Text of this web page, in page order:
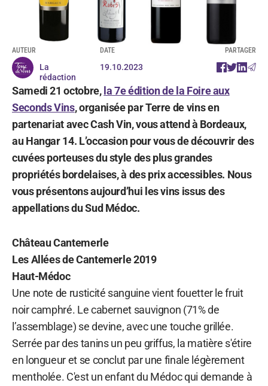
AUTEUR
La
rédaction
DATE
19.10.2023
PARTAGER
Samedi 21 octobre, la 7e édition de la Foire aux
Seconds Vins, organisée par Terre de vins en
partenariat avec Cash Vin, vous attend à Bordeaux,
au Hangar 14. L’occasion pour vous de découvrir des
cuvées porteuses du style des plus grandes
propriétés bordelaises, à des prix accessibles. Nous
vous présentons aujourd’hui les vins issus des
appellations du Sud Médoc.
Château Cantemerle
Les Allées de Cantemerle 2019
Haut-Médoc
Une note de rusticité sanguine vient fouetter le fruit
noir camphré. Le cabernet sauvignon (71% de
l’assemblage) se devine, avec une touche grillée.
Serrée par des tanins un peu griffus, la matière s'étire
en longueur et se conclut par une finale légèrement
mentholée. C'est un enfant du Médoc qui demande à